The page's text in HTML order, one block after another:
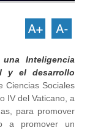
una Inteligencia
y el desarrollo
Ciencias Sociales
IV del Vaticano, a
para promover
a promover un